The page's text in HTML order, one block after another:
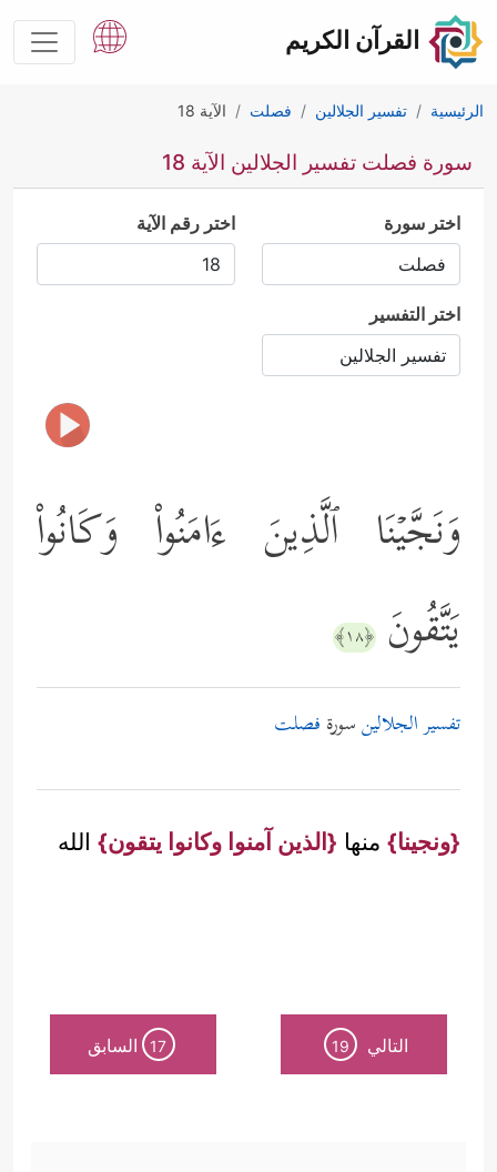
القرآن الكريم
الرئيسية تفسير الجلالين فصلت الآية 18
سورة فصلت تفسير الجلالين الآية 18
اختر سورة اختر رقم الآية
اختر التفسير
وَنَجَّیۡنَا ٱلَّذِینَ ءَامَنُواْ وَكَانُواْ
یَتَّقُونَ ﴿١٨﴾
تفسير الجلالينسورة فصلت
{ونجينا} منها {الذين آمنوا وكانوا يتقون} الله
التالي 19
17 السابق